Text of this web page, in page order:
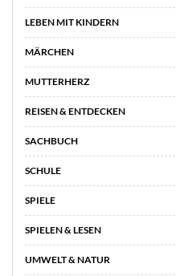
LEBEN MIT KINDERN
MÄRCHEN
MUTTERHERZ
REISEN & ENTDECKEN
SACHBUCH
SCHULE
SPIELE
SPIELEN & LESEN
UMWELT & NATUR